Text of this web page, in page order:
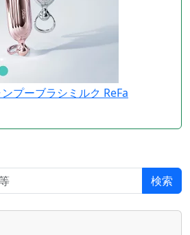
プーブラシミルク ReFa
検索